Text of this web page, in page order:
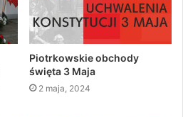
Piotrkowskie obchody
święta 3 Maja
2 maja, 2024